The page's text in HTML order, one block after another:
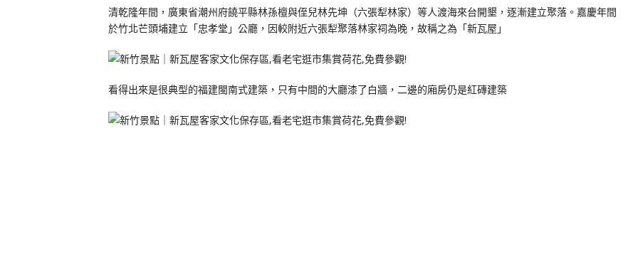
清乾隆年間，廣東省潮州府饒平縣林孫檀與侄兒林先坤（六張犁林家）等人渡海來台開墾，逐漸建立聚落。嘉慶年間
於竹北芒頭埔建立「忠孝堂」公廳，因較附近六張犁聚落林家祠為晚，故稱之為「新瓦屋」
看得出來是很典型的福建閩南式建築，只有中間的大廳漆了白牆，二邊的廂房仍是紅磚建築